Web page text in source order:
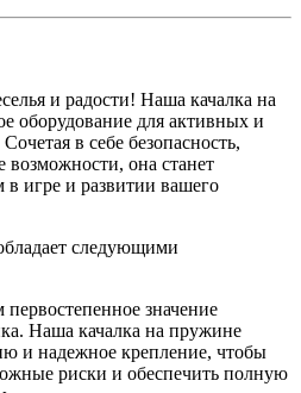
и радости! Наша качалка на
оборудование для активных и
в себе безопасность,
она станет
игре и развитии вашего
следующими
значение
Наша качалка на пружине
и надежное крепление, чтобы
риски и обеспечить полную